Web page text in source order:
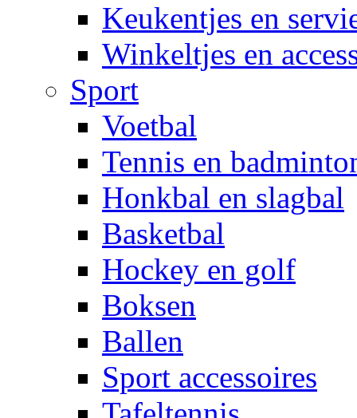
Keukentjes en
Winkeltjes en
Sport
Voetbal
Tennis en
Honkbal en slagbal
Basketbal
Hockey en golf
Boksen
Ballen
Sport accessoires